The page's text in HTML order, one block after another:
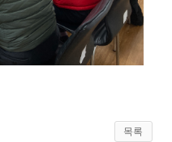
목록